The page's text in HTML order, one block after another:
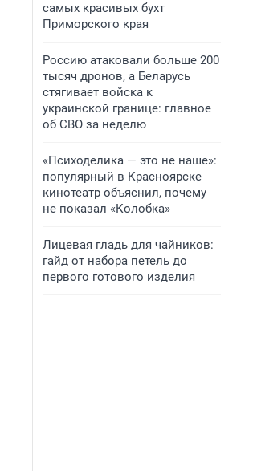
самых красивых бухт
Приморского края
Россию атаковали больше 200
тысяч дронов, а Беларусь
стягивает войска к
украинской границе: главное
об СВО за неделю
«Психоделика — это не наше»:
популярный в Красноярске
кинотеатр объяснил, почему
не показал «Колобка»
Лицевая гладь для чайников:
гайд от набора петель до
первого готового изделия